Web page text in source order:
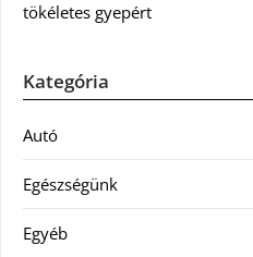
tökéletes gyepért
Kategória
Autó
Egészségünk
Egyéb